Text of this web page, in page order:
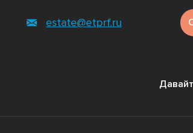
estate@etprf.ru